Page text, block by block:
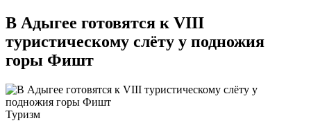
В Адыгее готовятся к VIII
туристическому слёту у подножия
горы Фишт
Туризм